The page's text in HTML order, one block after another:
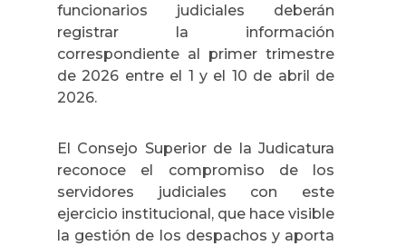
funcionarios judiciales deberán
registrar la información
correspondiente al primer trimestre
de 2026 entre el 1 y el 10 de abril de
2026.
El Consejo Superior de la Judicatura
reconoce el compromiso de los
servidores judiciales con este
ejercicio institucional, que hace visible
la gestión de los despachos y aporta